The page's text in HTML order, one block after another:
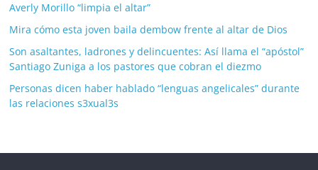
Averly Morillo “limpia el altar”
Mira cómo esta joven baila dembow frente al altar de Dios
Son asaltantes, ladrones y delincuentes: Así llama el “apóstol”
Santiago Zuniga a los pastores que cobran el diezmo
Personas dicen haber hablado “lenguas angelicales” durante
las relaciones s3xual3s